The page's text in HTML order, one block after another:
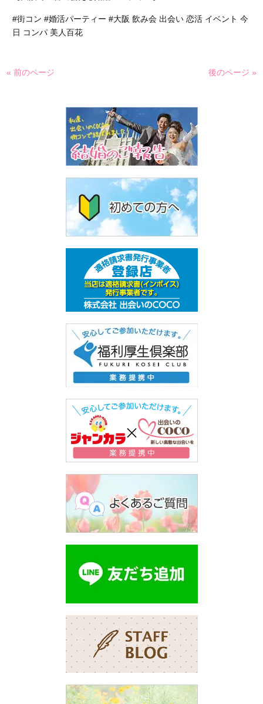
#街コン #婚活パーティー #大阪 飲み会 出会い 恋活 イベント 今
日 コンパ 美人百花
« 前のページ 後のページ »